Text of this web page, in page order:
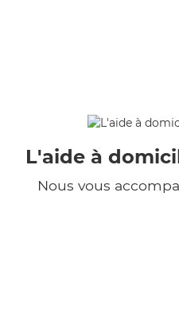
L'aide à
Nous vous